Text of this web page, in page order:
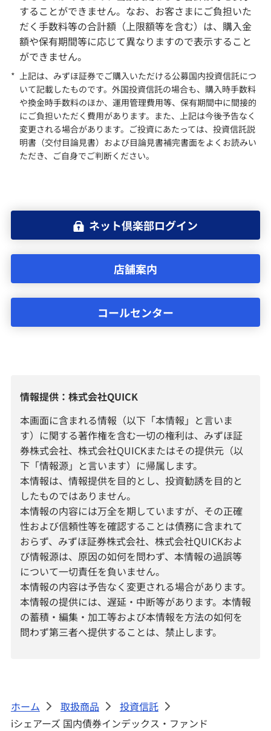
することができません。なお、お客さまにご負担いた
だく手数料等の合計額（上限額等を含む）は、購入金
額や保有期間等に応じて異なりますので表示すること
ができません。
* 上記は、みずほ証券でご購入いただける公募国内投資信託につ
いて記載したものです。外国投資信託の場合も、購入時手数料
や換金時手数料のほか、運用管理費用等、保有期間中に間接的
にご負担いただく費用があります。また、上記は今後予告なく
変更される場合があります。ご投資にあたっては、投資信託説
明書（交付目論見書）および目論見書補完書面をよくお読みい
ただき、ご自身でご判断ください。
ネット倶楽部ログイン
店舗案内
コールセンター
情報提供：株式会社QUICK
本画面に含まれる情報（以下「本情報」と言いま
す）に関する著作権を含む一切の権利は、みずほ証
券株式会社、株式会社QUICKまたはその提供元（以
下「情報源」と言います）に帰属します。
本情報は、情報提供を目的とし、投資勧誘を目的と
したものではありません。
本情報の内容には万全を期していますが、その正確
性および信頼性等を確認することは債務に含まれて
おらず、みずほ証券株式会社、株式会社QUICKおよ
び情報源は、原因の如何を問わず、本情報の過誤等
について一切責任を負いません。
本情報の内容は予告なく変更される場合があります。
本情報の提供には、遅延・中断等があります。本情報
の蓄積・編集・加工等および本情報を方法の如何を
問わず第三者へ提供することは、禁止します。
ホーム > 取扱商品 > 投資信託
>
iシェアーズ 国内債券インデックス・ファンド